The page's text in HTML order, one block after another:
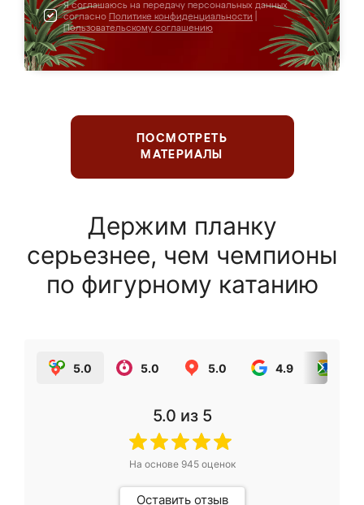
Я соглашаюсь на передачу персональных данных
согласно Политике конфиденциальности
Пользовательскому соглашению
ПОСМОТРЕТЬ
МАТЕРИАЛЫ
Держим планку
серьезнее, чем чемпионы
по фигурному катанию
5.0 5.0 5.0 4.9
5.0 из 5
На основе 945оценок
Оставить отзыв